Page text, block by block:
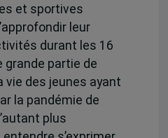
et sportives
leur
durant les 16
grande partie de
vie des jeunes ayant
la pandémie de
plus